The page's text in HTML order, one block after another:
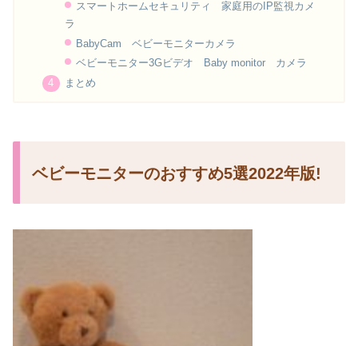
スマートホームセキュリティ 家庭用のIP監視カメ
ラ
BabyCam ベビーモニターカメラ
ベビーモニター3Gビデオ Baby monitor カメラ
まとめ
ベビーモニターのおすすめ5選2022年版!